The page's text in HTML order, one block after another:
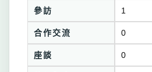
參訪 1
合作交流 0
座談 0